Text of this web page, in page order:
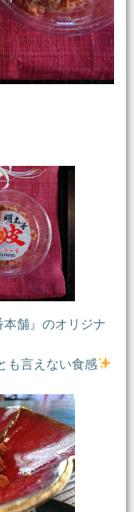
舗』のオリジナ
も言えない食感